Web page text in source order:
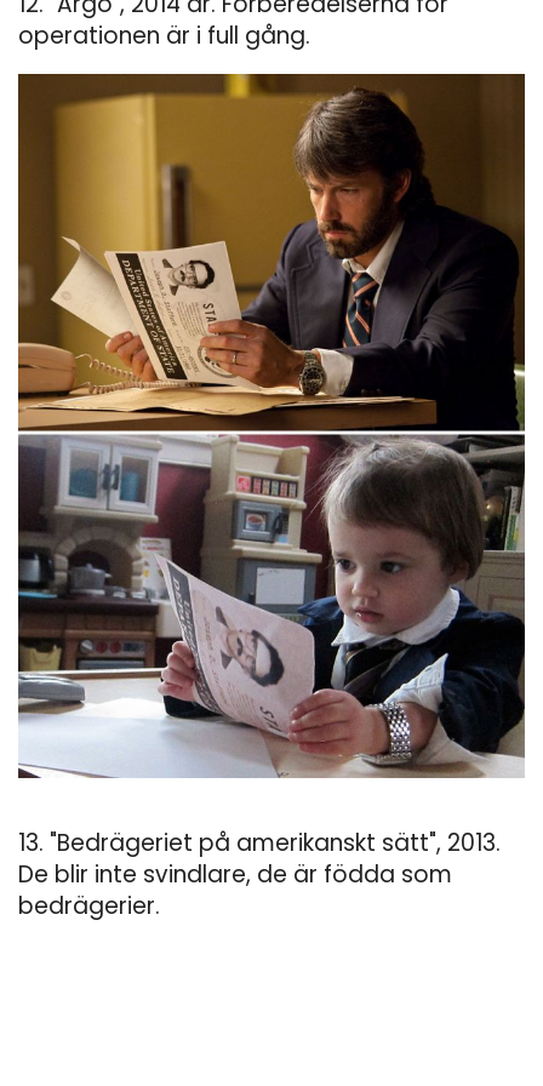
operationen är i full gång.
13. "Bedrägeriet på amerikanskt sätt", 2013.
De blir inte svindlare, de är födda som
bedrägerier.